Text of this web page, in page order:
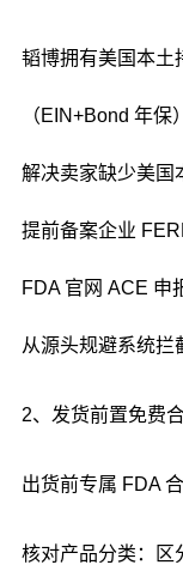
韬博拥有美国本土
（EIN+Bond 年保
解决卖家缺少美国
提前备案企业
FDA 官网 ACE 申
从源头规避系统拦
2、发货前置免费
出货前专属 FDA
核对产品分类：区